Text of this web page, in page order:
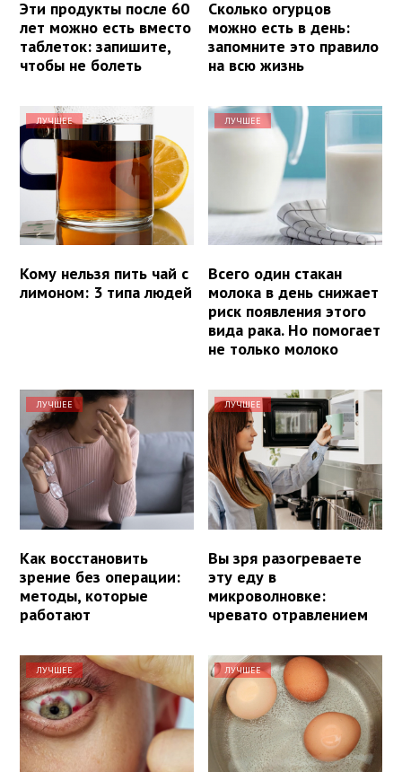
Эти продукты после 60
лет можно есть вместо
таблеток: запишите,
чтобы не болеть
Сколько огурцов
можно есть в день:
запомните это правило
на всю жизнь
ЛУЧШЕЕ
Кому нельзя пить чай с
лимоном: 3 типа людей
ЛУЧШЕЕ
Всего один стакан
молока в день снижает
риск появления этого
вида рака. Но помогает
не только молоко
ЛУЧШЕЕ
Как восстановить
зрение без операции:
методы, которые
работают
ЛУЧШЕЕ
Вы зря разогреваете
эту еду в
микроволновке:
чревато отравлением
ЛУЧШЕЕ ЛУЧШЕЕ